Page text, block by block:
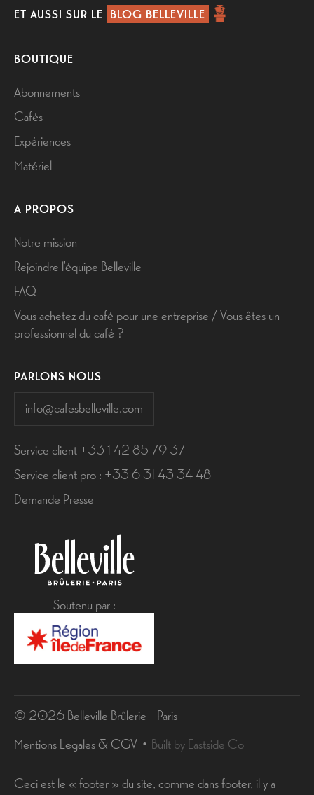
ET AUSSI SUR LE BLOG BELLEVILLE
BOUTIQUE
Abonnements
Cafés
Expériences
Matériel
A PROPOS
Notre mission
Rejoindre l'équipe Belleville
FAQ
Vous achetez du café pour une entreprise / Vous êtes un
professionnel du café ?
PARLONS NOUS
info@cafesbelleville.com
Service client +33 1 42 85 79 37
Service client pro : +33 6 31 43 34 48
Demande Presse
Soutenu par :
© 2026 Belleville Brûlerie - Paris
Mentions Legales & CGV
Built by Eastside Co
Ceci est le « footer » du site, comme dans footer, il y a